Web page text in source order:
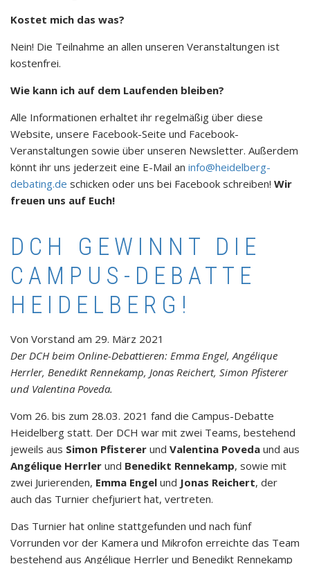
Kostet mich das was?
Nein! Die Teilnahme an allen unseren Veranstaltungen ist
kostenfrei.
Wie kann ich auf dem Laufenden bleiben?
Alle Informationen erhaltet ihr regelmäßig über diese
Website, unsere Facebook-Seite und Facebook-
Veranstaltungen sowie über unseren Newsletter. Außerdem
könnt ihr uns jederzeit eine E-Mail an info@heidelberg-
debating.de schicken oder uns bei Facebook schreiben! Wir
freuen uns auf Euch!
DCH GEWINNT DIE
CAMPUS-DEBATTE
HEIDELBERG!
Von Vorstand am 29. März 2021
Der DCH beim Online-Debattieren: Emma Engel, Angélique
Herrler, Benedikt Rennekamp, Jonas Reichert, Simon Pfisterer
und Valentina Poveda.
Vom 26. bis zum 28.03. 2021 fand die Campus-Debatte
Heidelberg statt. Der DCH war mit zwei Teams, bestehend
jeweils aus Simon Pfisterer und Valentina Poveda und aus
Angélique Herrler und Benedikt Rennekamp, sowie mit
zwei Jurierenden, Emma Engel und Jonas Reichert, der
auch das Turnier chefjuriert hat, vertreten.
Das Turnier hat online stattgefunden und nach fünf
Vorrunden vor der Kamera und Mikrofon erreichte das Team
bestehend aus Angélique Herrler und Benedikt Rennekamp